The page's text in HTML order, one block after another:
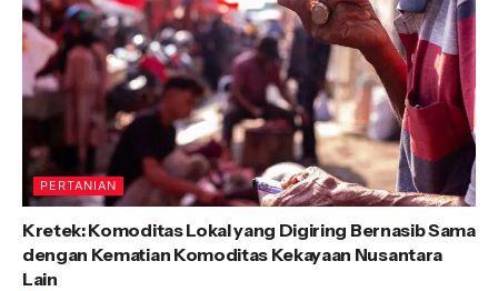
PERTANIAN
Kretek: Komoditas Lokal yang Digiring Bernasib Sama
dengan Kematian Komoditas Kekayaan Nusantara
Lain